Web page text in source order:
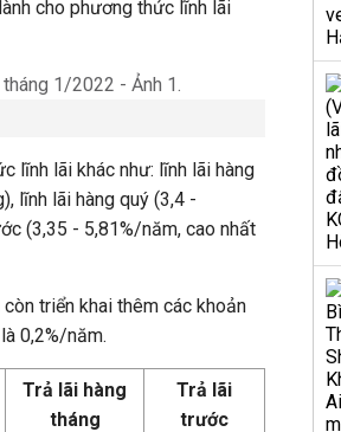
cho phương thức lĩnh lãi
lĩnh lãi khác như: lĩnh lãi hàng
lĩnh lãi hàng quý (3,4 -
(3,35 - 5,81%/năm, cao nhất
triển khai thêm các khoản
0,2%/năm.
Trả lãi hàng
tháng
Trả lãi
trước